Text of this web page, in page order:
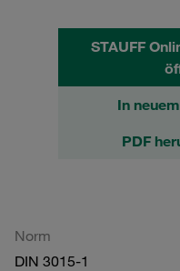
STAUFF
In
PDF
Norm
DIN 3015-1